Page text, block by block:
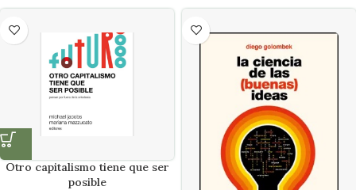
Otro capitalismo tiene que ser
posible